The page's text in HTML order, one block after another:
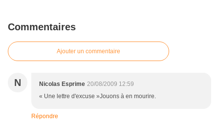
Commentaires
Ajouter un commentaire
N Nicolas Esprime 20/08/2009 12:59
« Une lettre d'excuse »Jouons à en mourire.
Répondre